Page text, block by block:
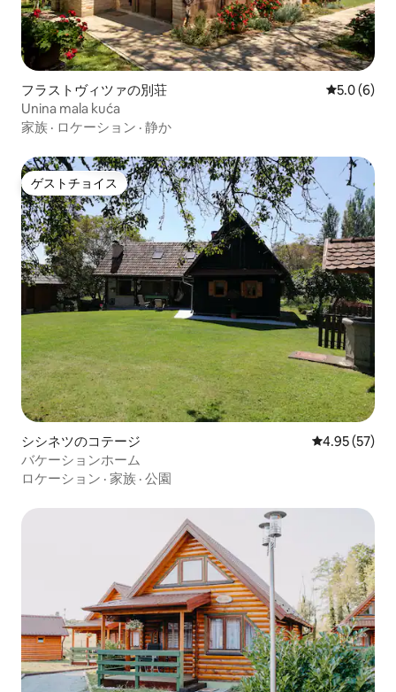
フラストヴィツァの別荘 レビュー6
5.0 (6)
Unina mala kuća
家族 · ロケーション · 静か
ゲストチョイス
ゲストチョイス
シシネツのコテージ レビュー57
4.95 (57)
バケーションホーム
ロケーション · 家族 · 公園